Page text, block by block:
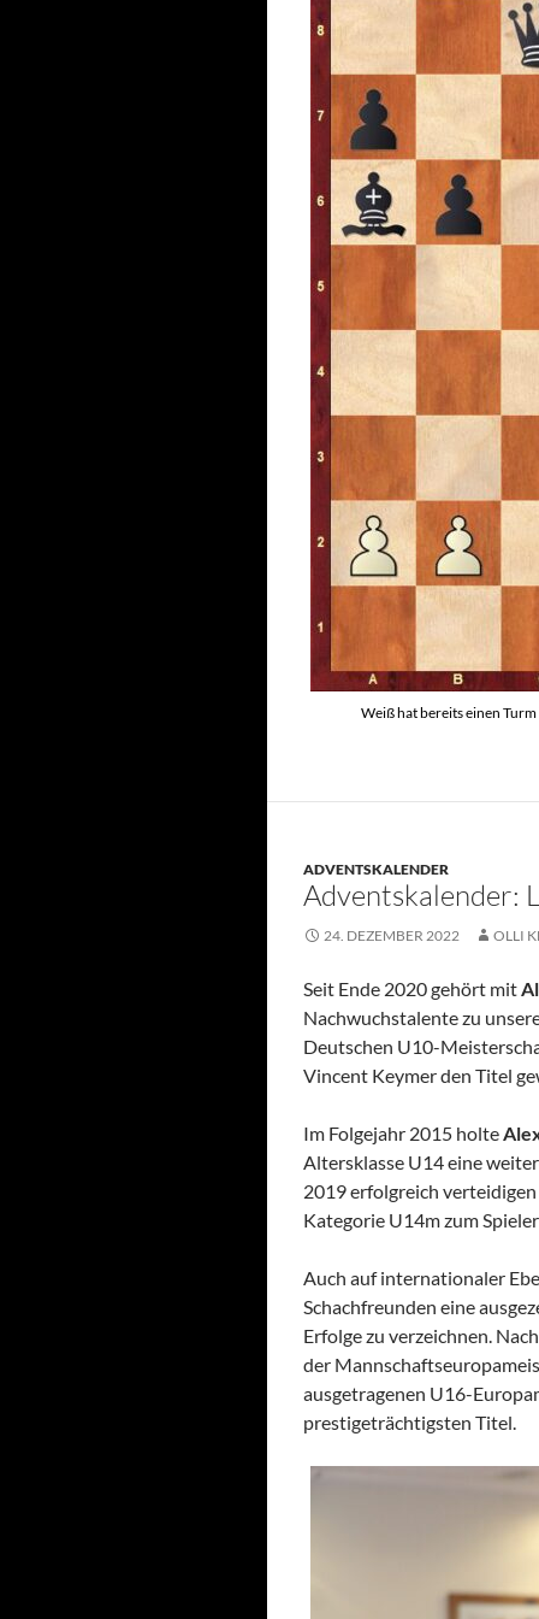
Weiß hat bereits einen
ADVENTSKALENDER
Adventskalender:
24. DEZEMBER 2022 OLLI
Seit Ende 2020 gehört mit
Nachwuchstalente zu
Deutschen U10-
Vincent Keymer den Titel
Im Folgejahr 2015 holte
Altersklasse U14 eine
2019 erfolgreich
Kategorie U14m zum
Auch auf internationaler
Schachfreunden eine
Erfolge zu verzeichnen.
der
ausgetragenen U16-
prestigeträchtigsten Titel.